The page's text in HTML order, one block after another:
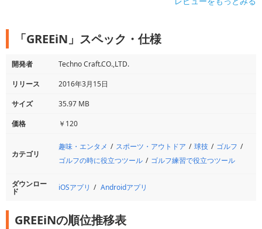
「GREEiN」スペック・仕様
開発者
Techno Craft.CO.,LTD.
リリース
2016年3月15日
サイズ
35.97 MB
価格
￥120
カテゴリ
趣味・エンタメ スポーツ・アウトドア 球技
ゴルフ
ゴルフの時に役立つツール
ゴルフ練習で役立つツール
ダウンロー
ド iOSアプリ Androidアプリ
GREEiNの順位推移表